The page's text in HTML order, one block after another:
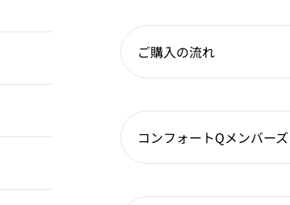
ご購入の流れ
コンフォートQメンバーズ